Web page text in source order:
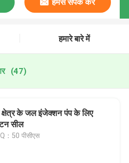
हमसे संपर्क करें
हमारे बारे में
(47)
के जल इंजेक्शन पंप के लिए
सील
：50 पीसीएस